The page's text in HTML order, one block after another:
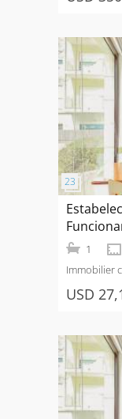
1
Immobilier
USD